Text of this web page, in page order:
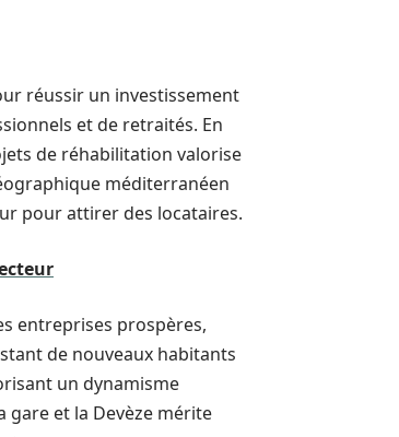
réussir un investissement
et de retraités. En
de réhabilitation valorise
méditerranéen
pour attirer des locataires.
entreprises prospères,
de nouveaux habitants
un dynamisme
gare et la Devèze mérite